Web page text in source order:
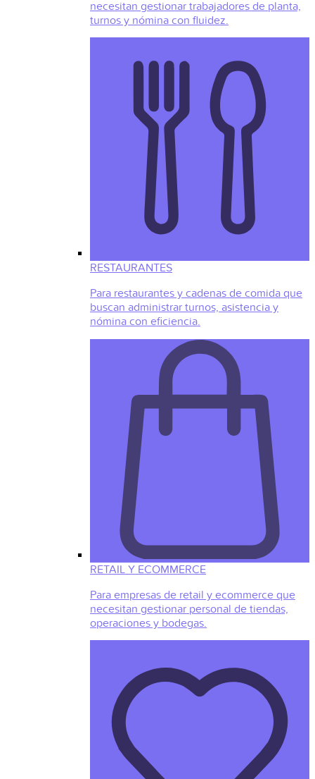
necesitan gestionar trabajadores de planta,
turnos y nómina con fluidez.
RESTAURANTES
Para restaurantes y cadenas de comida que
buscan administrar turnos, asistencia y
nómina con eficiencia.
RETAIL Y ECOMMERCE
Para empresas de retail y ecommerce que
necesitan gestionar personal de tiendas,
operaciones y bodegas.